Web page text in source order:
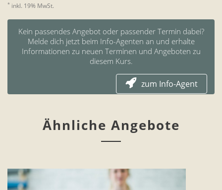
* inkl. 19% MwSt.
Kein passendes Angebot oder passender Termin dabei?
Melde dich jetzt beim Info-Agenten an und erhalte
Informationen zu neuen Terminen und Angeboten zu
diesem Kurs.
zum Info-Agent
Ähnliche Angebote